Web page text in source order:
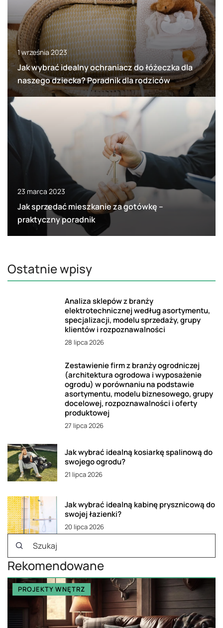
1 września 2023
Jak wybrać idealny ochraniacz do łóżeczka dla
naszego dziecka? Poradnik dla rodziców
23 marca 2023
Jak sprzedać mieszkanie za gotówkę –
praktyczny poradnik
Ostatnie wpisy
Analiza sklepów z branży
elektrotechnicznej według asortymentu,
specjalizacji, modelu sprzedaży, grupy
klientów i rozpoznawalności
28 lipca 2026
Zestawienie firm z branży ogrodniczej
(architektura ogrodowa i wyposażenie
ogrodu) w porównaniu na podstawie
asortymentu, modelu biznesowego, grupy
docelowej, rozpoznawalności i oferty
produktowej
27 lipca 2026
Jak wybrać idealną kosiarkę spalinową do
swojego ogrodu?
21 lipca 2026
Jak wybrać idealną kabinę prysznicową do
swojej łazienki?
20 lipca 2026
Rekomendowane
PROJEKTY WNĘTRZ